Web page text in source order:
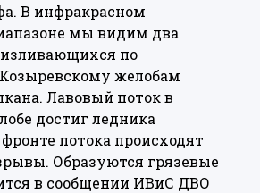
В инфракрасном
мы видим два
по
желобам
Лавовый поток в
достиг ледника
потока происходят
Образуются грязевые
в сообщении ИВиС ДВО